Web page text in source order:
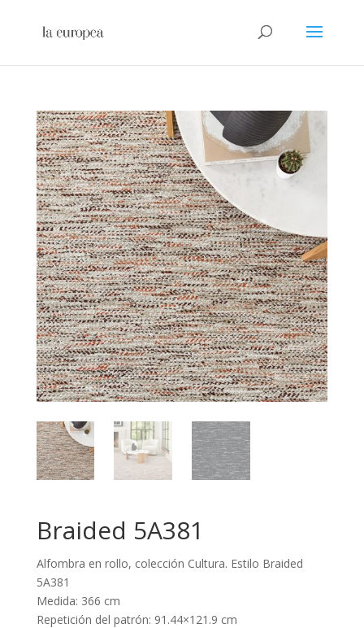
Braided 5A381
Alfombra en rollo, colección Cultura. Estilo Braided
5A381
Medida: 366 cm
Repetición del patrón: 91.44×121.9 cm